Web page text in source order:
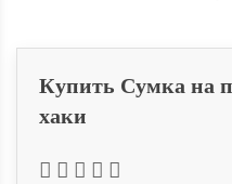
Купить Сумка на
хаки